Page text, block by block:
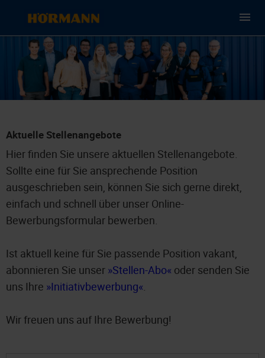
Aktuelle Stellenangebote
Hier finden Sie unsere aktuellen Stellenangebote.
Sollte eine für Sie ansprechende Position
ausgeschrieben sein, können Sie sich gerne direkt,
einfach und schnell über unser Online-
Bewerbungsformular bewerben.
Ist aktuell keine für Sie passende Position vakant,
abonnieren Sie unser Stellen-Abo oder senden Sie
uns Ihre Initiativbewerbung .
Wir freuen uns auf Ihre Bewerbung!